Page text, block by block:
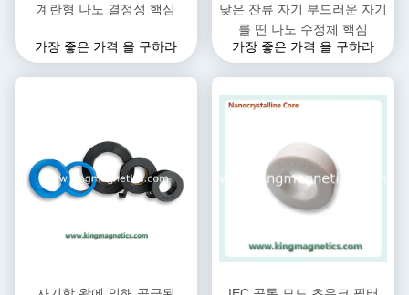
계란형 나노 결정성 핵심
가장 좋은 가격 을 구하라
낮은 잔류 자기 부드러운 자기
를 띤 나노 수정체 핵심
가장 좋은 가격 을 구하라